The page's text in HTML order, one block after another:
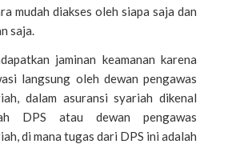
mudah diakses oleh siapa saja dan
saja.
jaminan keamanan karena
langsung oleh dewan pengawas
dalam asuransi syariah dikenal
DPS atau dewan pengawas
di mana tugas dari DPS ini adalah